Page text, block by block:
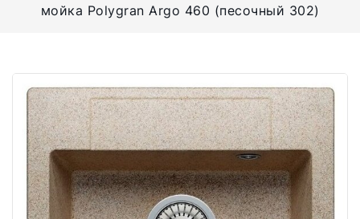
мойка Polygran Argo 460 (песочный 302)